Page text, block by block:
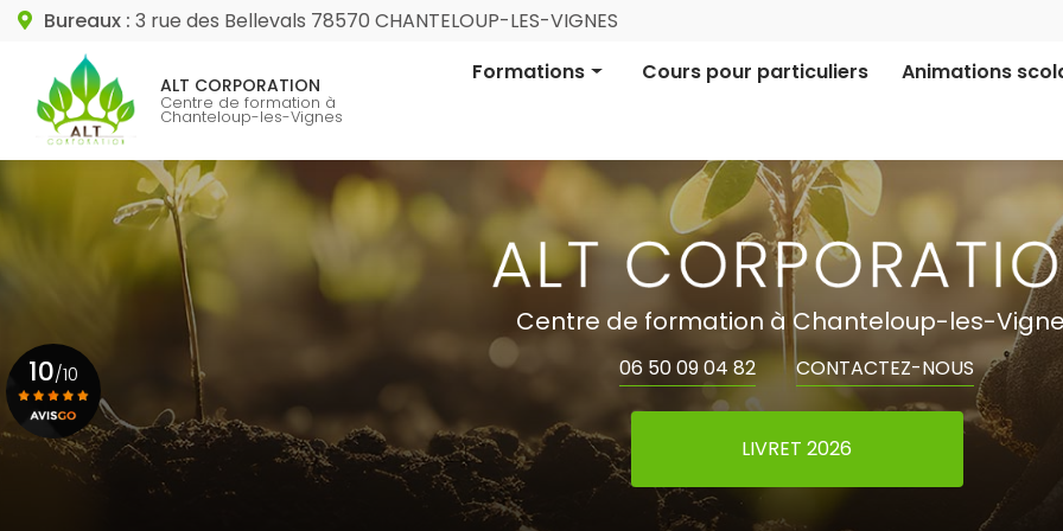
Aller
au
contenu
principal
Bureaux : 3 rue des Bellevals 78570 CHANTELOUP-LES-VIGNES
ALT CORPORATION
Centre de formation à
Chanteloup-les-Vignes
Formations
Formation informative
Cours pour particuliers Animations
Financement
Centre de formation à Chanteloup-les-
06 50 09 04 82 CONTACTEZ-NOUS
LIVRET 2026
10/10
Voir le certificat